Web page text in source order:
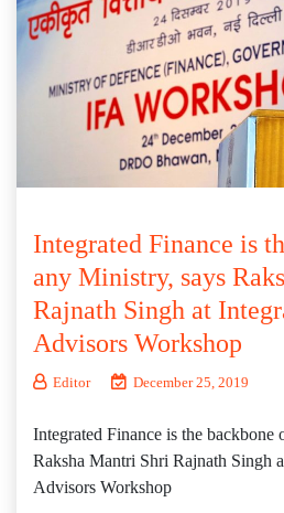
Integrated Finance is
any Ministry, says
Rajnath Singh at
Advisors Workshop
Editor December 25, 2019
Integrated Finance is the backbone
Raksha Mantri Shri Rajnath Singh
Advisors Workshop